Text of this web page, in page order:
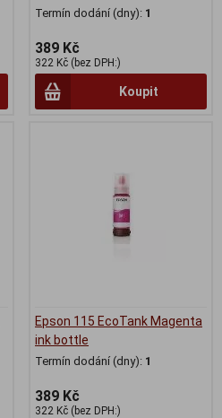
Termín dodání (dny): 1
389 Kč
322 Kč (bez DPH:)
Koupit
Epson 115 EcoTank Magenta
ink bottle
Termín dodání (dny): 1
389 Kč
322 Kč (bez DPH:)